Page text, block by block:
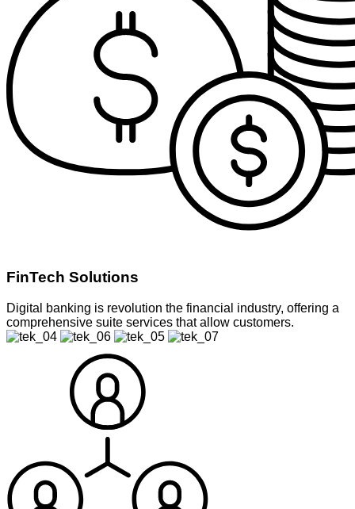
FinTech Solutions
Digital banking is revolution the financial industry, offering a
comprehensive suite services that allow customers.